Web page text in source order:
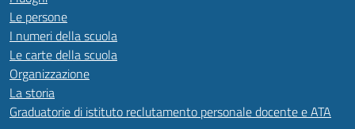
Le persone
I numeri della scuola
Le carte della scuola
Organizzazione
La storia
Graduatorie di istituto reclutamento personale docente e ATA